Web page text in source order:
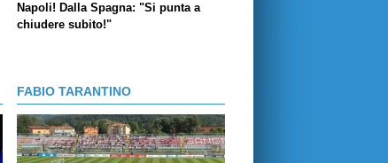
Napoli! Dalla Spagna: "Si punta a
chiudere subito!"
FABIO TARANTINO